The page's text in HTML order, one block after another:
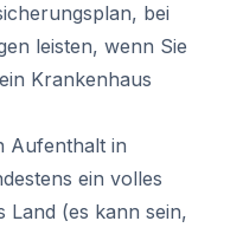
bei
leisten, wenn Sie
Krankenhaus
Aufenthalt in
ein volles
Land (es kann sein,